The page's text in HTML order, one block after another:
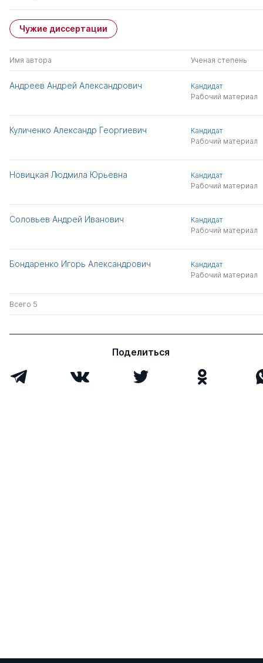
Чужие диссертации
Имя автора Ученая степень
Андреев Андрей Александрович
Кандидат
Рабочий материал
Куличенко Александр Георгиевич
Кандидат
Рабочий материал
Новицкая Людмила Юрьевна
Кандидат
Рабочий материал
Соловьев Андрей Иванович
Кандидат
Рабочий материал
Бондаренко Игорь Александрович
Кандидат
Рабочий материал
Всего 5
Поделиться